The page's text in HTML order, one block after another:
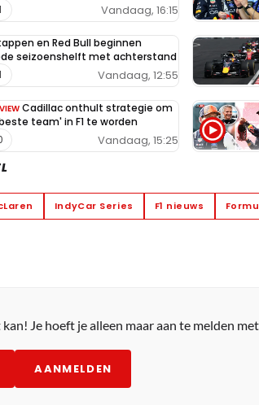
Vandaag, 16:15
en Red Bull beginnen
seizoenshelft met achterstand
Vandaag, 12:55
Cadillac onthult strategie om
team' in F1 te worden
Vandaag, 15:25
IndyCar Series F1 nieuws
Je hoeft je alleen maar aan te melden
AANMELDEN